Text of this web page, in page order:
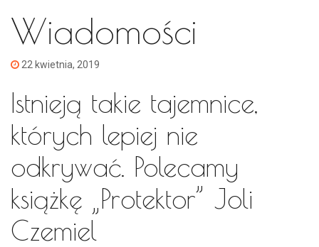
Wiadomości
22 kwietnia, 2019
Istnieją takie tajemnice,
których lepiej nie
odkrywać. Polecamy
książkę „Protektor” Joli
Czemiel